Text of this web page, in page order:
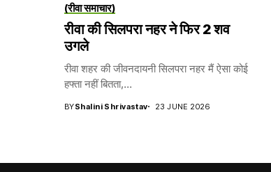
(रीवा समाचार)
रीवा की सिलपरा नहर ने फिर 2 शव
उगले
रीवा शहर की जीवनदायनी सिलपरा नहर मैं ऐसा कोई
हफ्ता नहीं बितता,...
BYShalini Shrivastav 23 JUNE 2026